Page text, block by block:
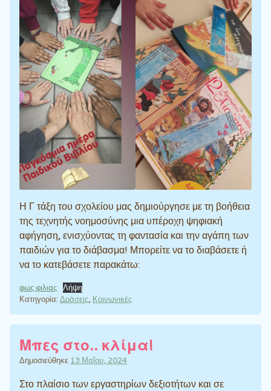
Η Γ τάξη του σχολείου μας δημιούργησε με τη βοήθεια
της τεχνητής νοημοσύνης μια υπέροχη ψηφιακή
αφήγηση, ενισχύοντας τη φαντασία και την αγάπη των
παιδιών για το διάβασμα! Μπορείτε να το διαβάσετε ή
να το κατεβάσετε παρακάτω:
φως φιλιας Λήψη
Κατηγορία: Δράσεις, Κοινωνικές
Μπες στο.. κλίμα!
Δημοσιεύθηκε 13 Μαΐου, 2024
Στο πλαίσιο των εργαστηρίων δεξιοτήτων και σε